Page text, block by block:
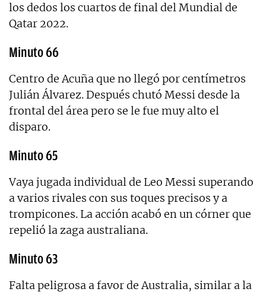
los dedos los cuartos de final del Mundial de
Qatar 2022.
Minuto 66
Centro de Acuña que no llegó por centímetros
Julián Álvarez. Después chutó Messi desde la
frontal del área pero se le fue muy alto el
disparo.
Minuto 65
Vaya jugada individual de Leo Messi superando
a varios rivales con sus toques precisos y a
trompicones. La acción acabó en un córner que
repelió la zaga australiana.
Minuto 63
Falta peligrosa a favor de Australia, similar a la